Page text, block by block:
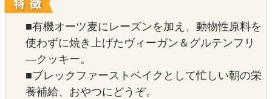
■有機オーツ麦にレーズンを加え、動物性原料を
使わずに焼き上げたヴィーガン＆グルテンフリ
―クッキー。
■ブレックファーストベイクとして忙しい朝の栄
養補給、おやつにどうぞ。